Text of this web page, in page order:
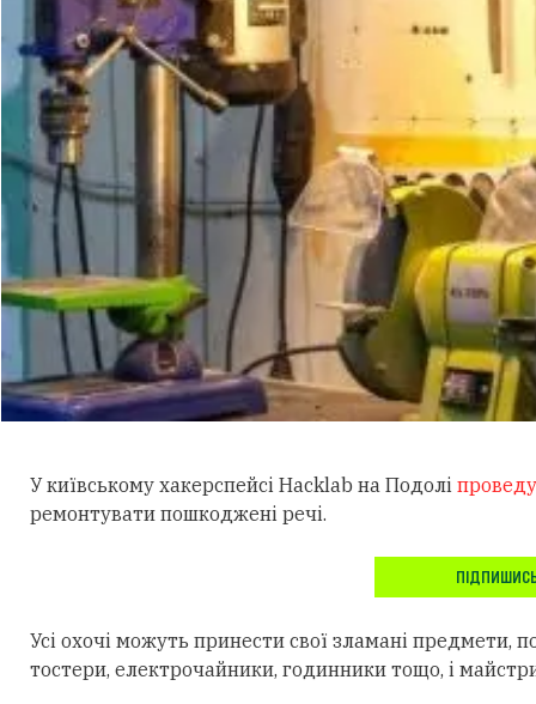
У київському хакерспейсі Hacklab на Подолі
ремонтувати пошкоджені речі.
Усі охочі можуть принести свої зламані предмети,
тостери, електрочайники, годинники тощо, і